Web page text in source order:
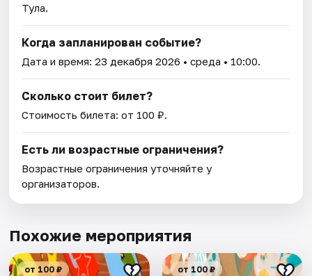
Тула.
Когда запланирован событие?
Дата и время:23 декабря 2026 • среда • 10:00.
Сколько стоит билет?
Стоимость билета: от 100 ₽.
Есть ли возрастные ограничения?
Возрастные ограничения уточняйте у
организаторов.
Похожие мероприятия
от 100 ₽ от 100 ₽